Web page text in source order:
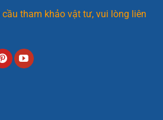
tham khảo vật tư, vui lòng liên